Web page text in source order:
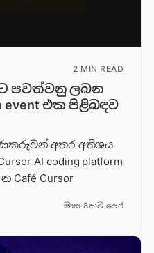
2 MIN READ
පවත්වනු ලබන
event එක පිළිබඳව
අතර අතිශය
AI coding platform
Cursor
මාස 8කට පෙර